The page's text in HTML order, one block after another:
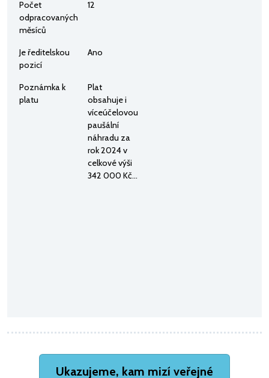
Počet
odpracovaných
měsíců
12
Je ředitelskou
pozicí
Ano
Poznámka k
platu
Plat
obsahuje i
víceúčelovou
paušální
náhradu za
rok 2024 v
celkové výši
342 000 Kč...
Ukazujeme, kam mizí veřejné